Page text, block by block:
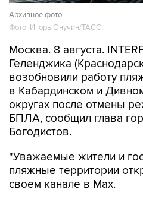
Фото: Игорь Онучин/ТАСС
Москва. 8 августа.
возобновили работу
в Кабардинском и
округах после отмены
БПЛА, сообщил глава
Богодистов.
"Уважаемые жители и
своем канале в Max.
В субботу днем